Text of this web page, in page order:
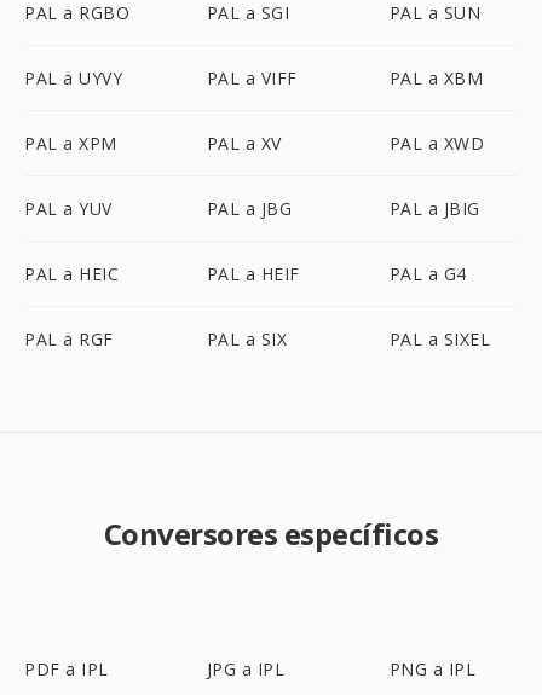
PAL a RGBO PAL a SGI PAL a SUN
PAL a UYVY PAL a VIFF PAL a XBM
PAL a XPM PAL a XV PAL a XWD
PAL a YUV PAL a JBG PAL a JBIG
PAL a HEIC PAL a HEIF PAL a G4
PAL a RGF PAL a SIX PAL a SIXEL
Conversores específicos
PDF a IPL JPG a IPL PNG a IPL